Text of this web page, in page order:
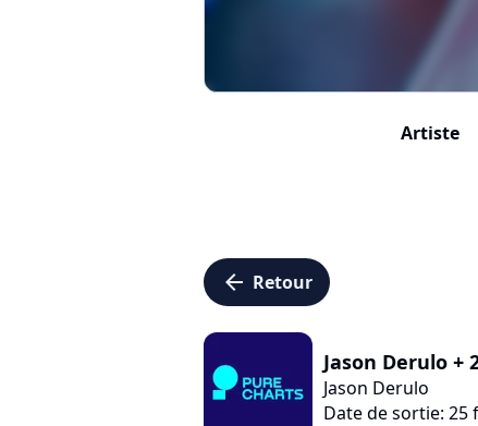
Artiste
arrow_left Retour
Jason Derulo +
Jason Derulo
Date de sortie: 25